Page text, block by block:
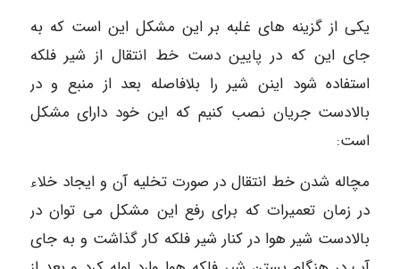
یکی از گزینه های غلبه بر این مشکل این است که به
جای این که در پایین دست خط انتقال از شیر فلکه
استفاده شود اینن شیر را بلافاصله بعد از منبع و در
بالادست جریان نصب کنیم که این خود دارای مشکل
است:
مچاله شدن خط انتقال در صورت تخلیه آن و ایجاد خلاء
در زمان تعمیرات که برای رفع این مشکل می توان در
بالادست شیر هوا در کنار شیر فلکه کار گذاشت و به جای